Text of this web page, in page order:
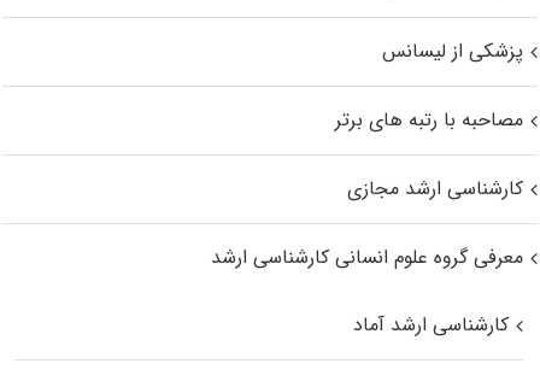
پزشکی از لیسانس
مصاحبه با رتبه های برتر
کارشناسی ارشد مجازی
معرفی گروه علوم انسانی کارشناسی ارشد
کارشناسی ارشد آماد